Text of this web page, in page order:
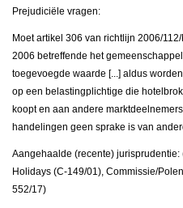
Prejudiciële vragen:
Moet artikel 306 van richtlijn 2006/
2006 betreffende het
toegevoegde waarde [...] aldus
op een belastingplichtige die
koopt en aan andere
handelingen geen sprake is van
Aangehaalde (recente)
Holidays (C-149/01), Commissie/
552/17)